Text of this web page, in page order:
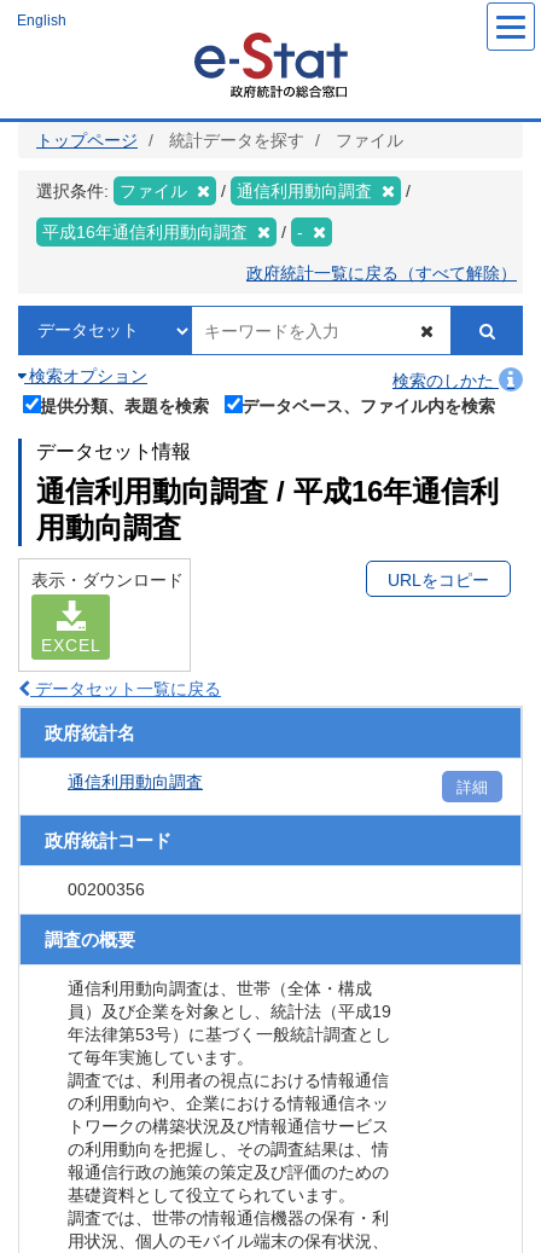
ツ
English
トップページ 統計データを探す ファイル
選択条件: ファイル 通信利用動向調査
平成16年通信利用動向調査 -
政府統計一覧に戻る（すべて解除）
検索オプション
検索のしかた
提供分類、表題を検索
データベース、ファイル内を検索
データセット情報
通信利用動向調査 / 平成16年通信利
用動向調査
表示・ダウンロード
EXCEL
URLをコピー
データセット一覧に戻る
政府統計名
通信利用動向調査 詳細
政府統計コード
00200356
調査の概要
通信利用動向調査は、世帯（全体・構成
員）及び企業を対象とし、統計法（平成19
年法律第53号）に基づく一般統計調査とし
て毎年実施しています。
調査では、利用者の視点における情報通信
の利用動向や、企業における情報通信ネッ
トワークの構築状況及び情報通信サービス
の利用動向を把握し、その調査結果は、情
報通信行政の施策の策定及び評価のための
基礎資料として役立てられています。
調査では、世帯の情報通信機器の保有・利
用状況、個人のモバイル端末の保有状況、